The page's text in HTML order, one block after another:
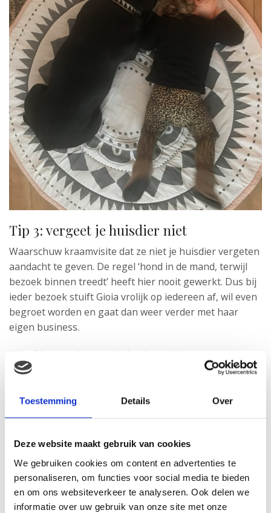
Toestemming Details Over
Deze website maakt gebruik van cookies
We gebruiken cookies om content en advertenties te
personaliseren, om functies voor social media te bieden
en om ons websiteverkeer te analyseren. Ook delen we
informatie over uw gebruik van onze site met onze
Tip 3: vergeet je huisdier niet
Waarschuw kraamvisite dat ze niet je huisdier vergeten
aandacht te geven. De regel ‘hond in de mand, terwijl
bezoek binnen treedt’ heeft hier nooit gewerkt. Dus bij
ieder bezoek stuift Gioia vrolijk op iedereen af, wil even
begroet worden en gaat dan weer verder met haar
eigen business.
Wij wilden voorkomen dat het bezoek haar ineens zou
afpoeieren en direct op de baby zou afstormen. Daarom
daarop de vraag of ze eerst Gioia willen begroeten en
dan pas de baby wilden bewonderen. Op deze manier
bezoek alleen maar gezellig.
https://www.instagram.com/p/BbELjeMB-Zz/